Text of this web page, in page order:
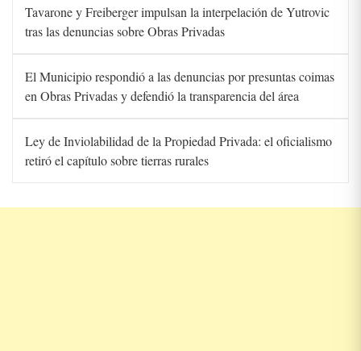
Tavarone y Freiberger impulsan la interpelación de Yutrovic
tras las denuncias sobre Obras Privadas
El Municipio respondió a las denuncias por presuntas coimas
en Obras Privadas y defendió la transparencia del área
Ley de Inviolabilidad de la Propiedad Privada: el oficialismo
retiró el capítulo sobre tierras rurales